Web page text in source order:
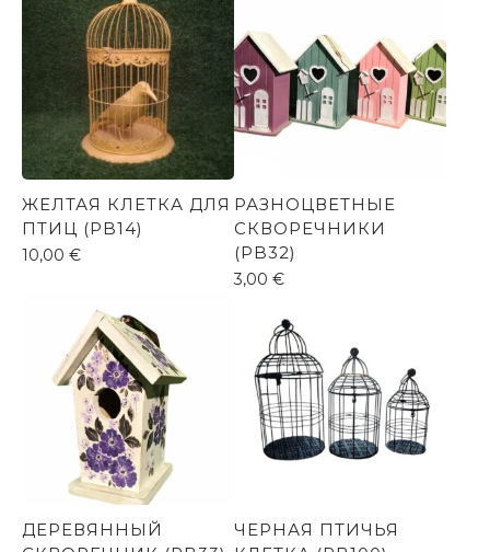
ЖЕЛТАЯ КЛЕТКА ДЛЯ
ПТИЦ (PB14)
10,00 €
РАЗНОЦВЕТНЫЕ
СКВОРЕЧНИКИ
(PB32)
3,00 €
ДЕРЕВЯННЫЙ
ЧЕРНАЯ ПТИЧЬЯ